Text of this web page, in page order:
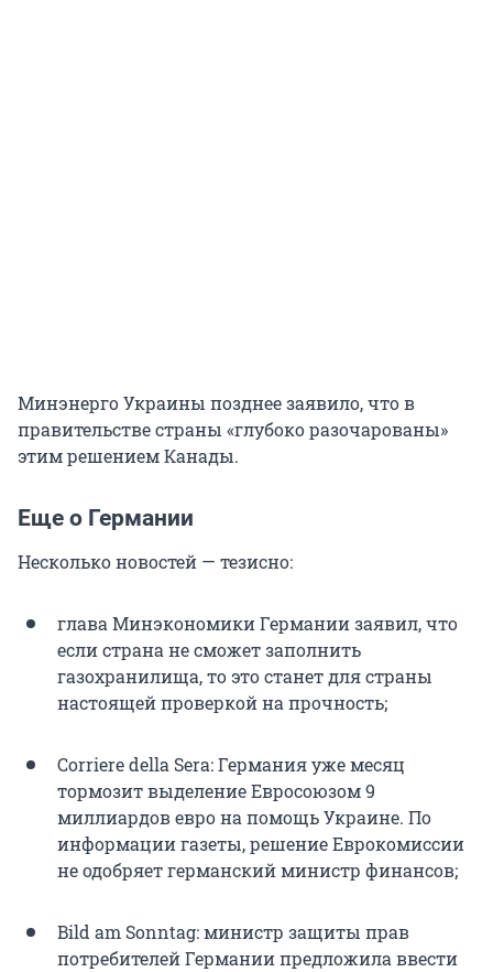
Минэнерго Украины позднее заявило, что в
правительстве страны «глубоко разочарованы»
этим решением Канады.
Еще о Германии
Несколько новостей — тезисно:
глава Минэкономики Германии заявил, что
если страна не сможет заполнить
газохранилища, то это станет для страны
настоящей проверкой на прочность;
Corriere della Sera: Германия уже месяц
тормозит выделение Евросоюзом 9
миллиардов евро на помощь Украине. По
информации газеты, решение Еврокомиссии
не одобряет германский министр финансов;
Bild am Sonntag: министр защиты прав
потребителей Германии предложила ввести